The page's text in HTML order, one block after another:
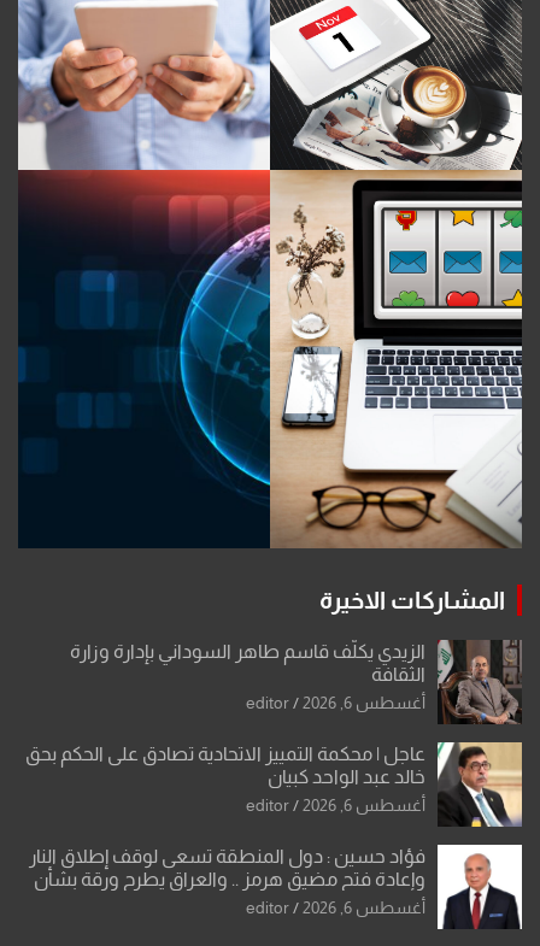
المشاركات الاخيرة
الزيدي يكلّف قاسم طاهر السوداني بإدارة وزارة
الثقافة
أغسطس 6, 2026 editor
عاجل | محكمة التمييز الاتحادية تصادق على الحكم بحق
خالد عبد الواحد كبيان
أغسطس 6, 2026 editor
فؤاد حسين : دول المنطقة تسعى لوقف إطلاق النار
وإعادة فتح مضيق هرمز .. والعراق يطرح ورقة بشأن
تحولات القدس
أغسطس 6, 2026 editor